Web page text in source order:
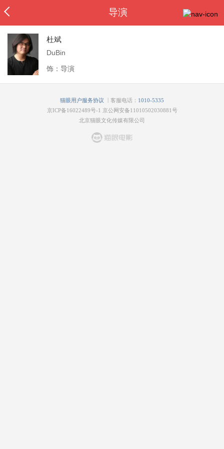
导演
杜斌
DuBin
饰：导演
猫眼用户服务协议 客服电话： 1010-5335
京ICP备16022489号-1 京公网安备11010502030881号
北京猫眼文化传媒有限公司